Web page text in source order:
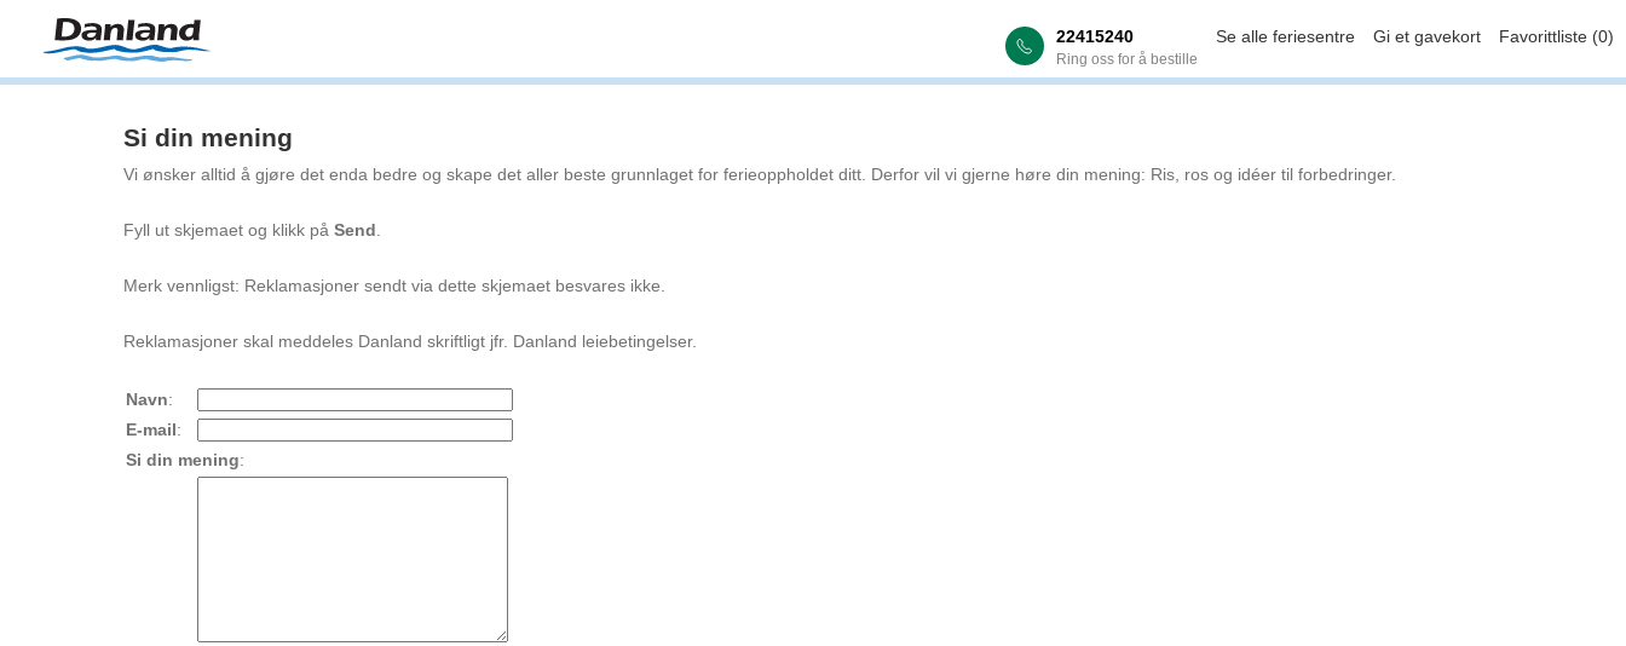
Favorittliste (0)
Gi et gavekort
Se alle feriesentre
22415240
Ring oss for å bestille
Si din mening
Vi ønsker alltid å gjøre det enda bedre og skape det aller beste grunnlaget for ferieoppholdet ditt. Derfor vil vi gjerne høre din mening: Ris, ros og idéer til forbedringer.
Fyll ut skjemaet og klikk på Send
Merk vennligst: Reklamasjoner sendt via dette skjemaet besvares ikke.
Reklamasjoner skal meddeles Danland skriftligt jfr. Danland leiebetingelser.
Navn:
E-mail:
Si din mening: